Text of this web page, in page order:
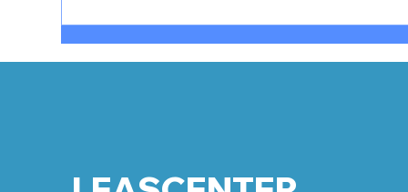
számára elérhető – ahogy a
kedvenc szerzőnk,